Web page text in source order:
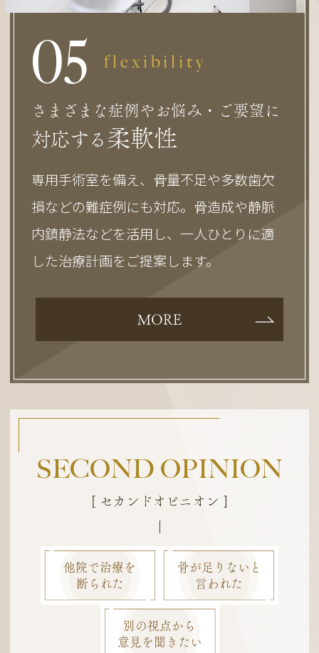
05 flexibility
さまざまな症例やお悩み・ご要望に
対応する 柔軟性
専用手術室を備え、骨量不足や多数歯欠
損などの難症例にも対応。骨造成や静脈
内鎮静法などを活用し、一人ひとりに適
した治療計画をご提案します。
MORE
SECOND OPINION
[ セカンドオピニオン ]
他院で治療を
断られた
骨が足りないと
言われた
別の視点から
意見を聞きたい